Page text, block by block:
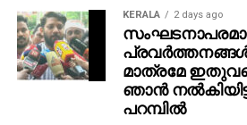
പ്ലാന്റ് ബേസ്ഡ് ഒമേഗ3 (ALA),
അണ്‍സാച്ചുറേറ്റഡ് ഫാറ്റ്,
എന്നിവ ധാരാളമുള്ള വാല്‍നട്ട്സ്
കൊളസ്ട്രോളും LDL ഉം
സാധ്യത കുറയ്ക്കുകയും
KERALA 2 days ago
മാത്രമേ
ഞാന്‍
പറമ്പില്‍